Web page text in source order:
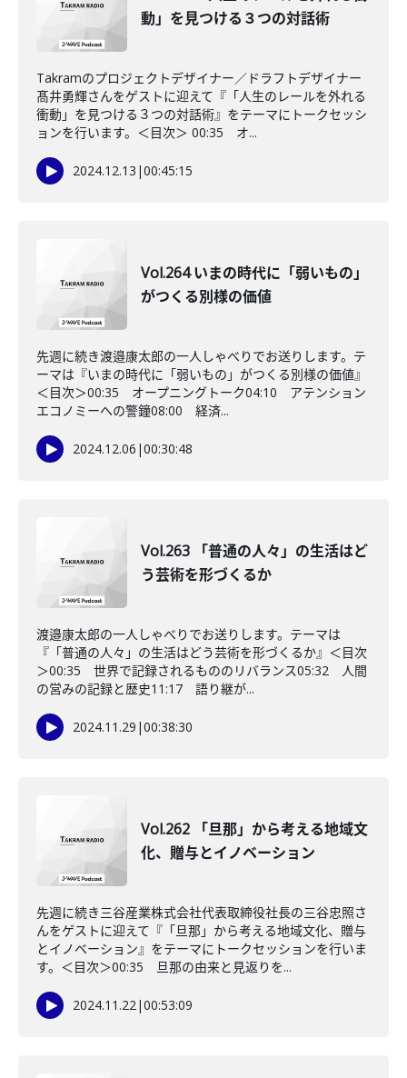
動」を見つける３つの対話術
Takramのプロジェクトデザイナー／ドラフトデザイナー
髙井勇輝さんをゲストに迎えて『「人生のレールを外れる
衝動」を見つける３つの対話術』をテーマにトークセッシ
ョンを行います。＜目次＞ 00:35 オ...
2024.12.13 |00:45:15
Vol.264 いまの時代に「弱いもの」
がつくる別様の価値
先週に続き渡邉康太郎の一人しゃべりでお送りします。テ
ーマは『いまの時代に「弱いもの」がつくる別様の価値』
＜目次＞00:35 オープニングトーク04:10 アテンション
エコノミーへの警鐘08:00 経済...
2024.12.06 |00:30:48
Vol.263 「普通の人々」の生活はど
う芸術を形づくるか
渡邉康太郎の一人しゃべりでお送りします。テーマは
『「普通の人々」の生活はどう芸術を形づくるか』＜目次
＞00:35 世界で記録されるもののリバランス05:32 人間
の営みの記録と歴史11:17 語り継が...
2024.11.29 |00:38:30
Vol.262 「旦那」から考える地域文
化、贈与とイノベーション
先週に続き三谷産業株式会社代表取締役社長の三谷忠照さ
んをゲストに迎えて『「旦那」から考える地域文化、贈与
とイノベーション』をテーマにトークセッションを行いま
す。＜目次＞00:35 旦那の由来と見返りを...
2024.11.22|00:53:09